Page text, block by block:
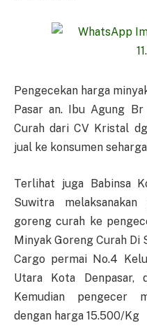
Pengecekan harga
Pasar an. Ibu Agung
Curah dari CV Kristal
jual ke konsumen
Terlihat juga Babinsa
Suwitra
goreng curah ke
Minyak Goreng Curah Di
Cargo permai No.4
Utara Kota Denpasar,
Kemudian pengecer
dengan harga 15.500/Kg